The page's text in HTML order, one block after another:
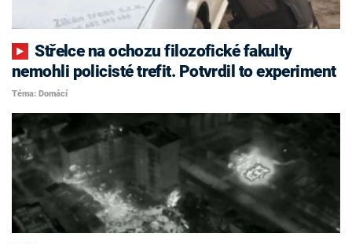
Střelce na ochozu filozofické fakulty
nemohli policisté trefit. Potvrdil to experiment
Téma: Domácí